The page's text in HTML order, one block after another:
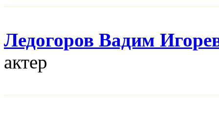
Ледогоров Вадим
актер